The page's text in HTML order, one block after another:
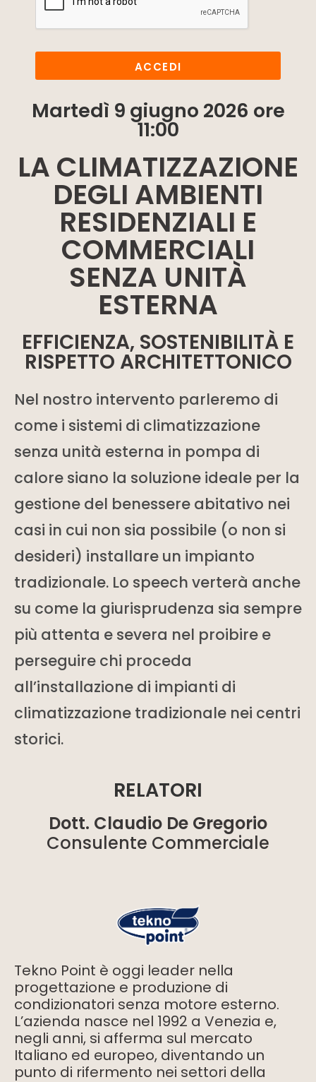
ACCEDI
Martedì 9 giugno 2026 ore
11:00
LA CLIMATIZZAZIONE
DEGLI AMBIENTI
RESIDENZIALI E
COMMERCIALI
SENZA UNITÀ
ESTERNA
EFFICIENZA, SOSTENIBILITÀ E
RISPETTO ARCHITETTONICO
Nel nostro intervento parleremo di
come i sistemi di climatizzazione
senza unità esterna in pompa di
calore siano la soluzione ideale per la
gestione del benessere abitativo nei
casi in cui non sia possibile (o non si
desideri) installare un impianto
tradizionale. Lo speech verterà anche
su come la giurisprudenza sia sempre
più attenta e severa nel proibire e
perseguire chi proceda
all’installazione di impianti di
climatizzazione tradizionale nei centri
storici.
RELATORI
Dott. Claudio De Gregorio
Consulente Commerciale
Tekno Point è oggi leader nella
progettazione e produzione di
condizionatori senza motore esterno.
L’azienda nasce nel 1992 a Venezia e,
negli anni, si afferma sul mercato
Italiano ed europeo, diventando un
punto di rifermento nei settori della